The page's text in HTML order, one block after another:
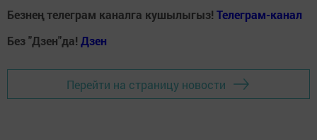
Безнең телеграм каналга кушылыгыз! Телеграм-канал
Без "Дзен"да! Дзен
Перейти на страницу новости